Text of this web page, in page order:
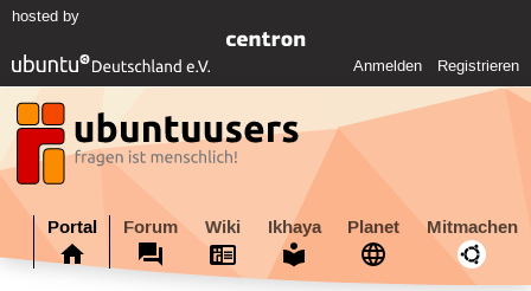
hosted by
Anmelden Registrieren
Portal Forum Wiki Ikhaya Planet Mitmachen